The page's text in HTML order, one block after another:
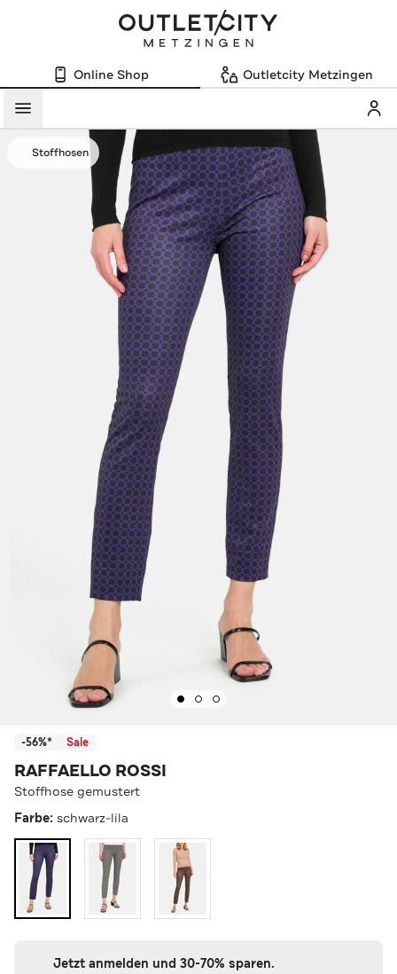
Online Shop Outletcity Metzingen
Menü
Stoffhosen
-56%* Sale
RAFFAELLO ROSSI
Stoffhose gemustert
Farbe: schwarz-lila
Jetzt anmelden und 30-70% sparen.